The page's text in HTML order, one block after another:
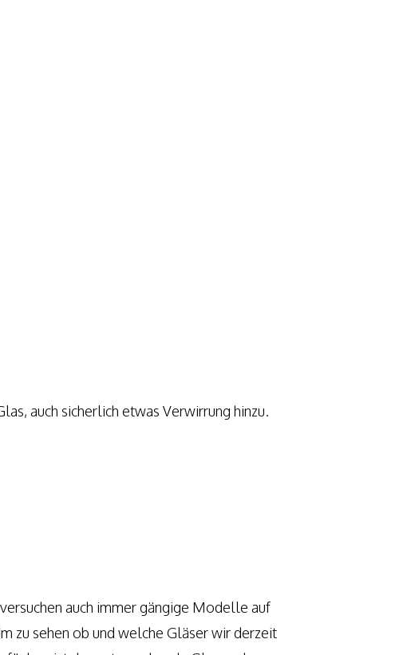
auch sicherlich etwas Verwirrung hinzu.
auch immer gängige Modelle auf
zu sehen ob und welche Gläser wir derzeit